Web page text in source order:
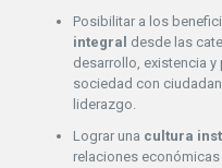
Posibilitar a los
integral desde las
desarrollo, existencia
sociedad con
liderazgo.
Lograr una cultura
relaciones